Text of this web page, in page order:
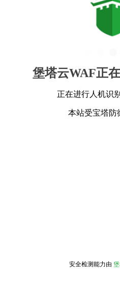
堡塔云WAF正
正在进行人机识
本站受宝塔防
安全检测能力由